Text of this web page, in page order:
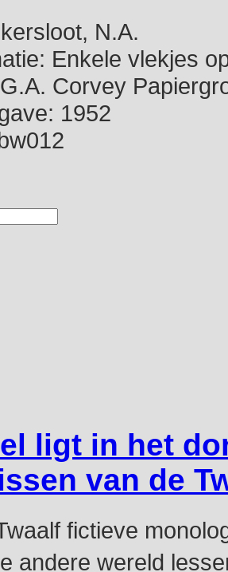
N.A.
Enkele vlekjes
Corvey
1952
ligt in het
van de
fictieve
andere wereld